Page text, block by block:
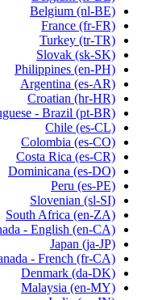
Belgium (nl-BE)
France (fr-FR)
Turkey (tr-TR)
Slovak (sk-SK)
Philippines (en-PH)
Argentina (es-AR)
Croatian (hr-HR)
- Brazil (pt-BR)
Chile (es-CL)
Colombia (es-CO)
Costa Rica (es-CR)
Dominicana (es-DO)
Peru (es-PE)
Slovenian (sl-SI)
South Africa (en-ZA)
- English (en-CA)
Japan (ja-JP)
- French (fr-CA)
Denmark (da-DK)
Malaysia (en-MY)